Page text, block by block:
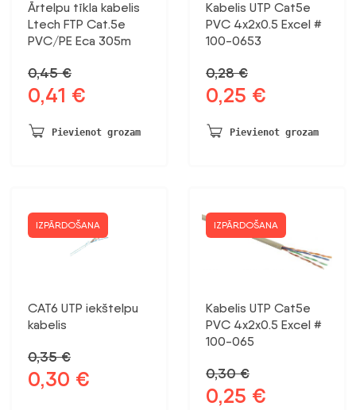
Ārtelpu tīkla kabelis
Ltech FTP Cat.5e
PVC/PE Eca 305m
0,45€
Sākotnējā
bija:
0,41 €
ir:
Pievienot grozam
Kabelis UTP Cat5e
PVC 4x2x0.5 Excel #
100-0653
0,28€
Sākotnējā
bija:
0,25 €
ir:
Pievienot grozam
IZPĀRDOŠANA
CAT6 UTP iekštelpu
kabelis
0,35€
Sākotnējā
0,30 €
IZPĀRDOŠANA
Kabelis UTP Cat5e
PVC 4x2x0.5 Excel #
100-065
0,30€
Sākotnējā
0,25 €